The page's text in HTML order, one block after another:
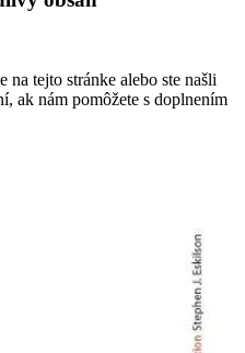
tejto stránke alebo ste našli
ak nám pomôžete s doplnením